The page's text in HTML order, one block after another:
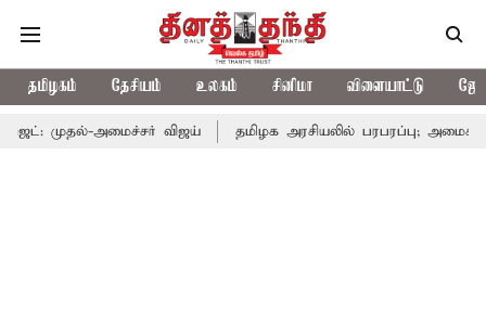
தமிழகம் தேசியம் உலகம் சினிமா விளையாட்டு
விஜய் தமிழக அரசியலில் பரபரப்பு; அமைச்சர் ஆனந்த்